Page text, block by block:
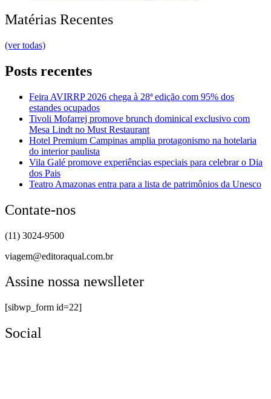
Matérias Recentes
(ver todas)
Posts recentes
Feira AVIRRP 2026 chega à 28ª edição com 95% dos
estandes ocupados
Tivoli Mofarrej promove brunch dominical exclusivo com
Mesa Lindt no Must Restaurant
Hotel Premium Campinas amplia protagonismo na hotelaria
do interior paulista
Vila Galé promove experiências especiais para celebrar o Dia
dos Pais
Teatro Amazonas entra para a lista de patrimônios da Unesco
Contate-nos
(11) 3024-9500
viagem@editoraqual.com.br
Assine nossa newslleter
[sibwp_form id=22]
Social